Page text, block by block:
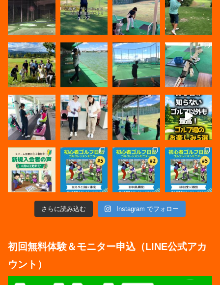
さらに読み込む Instagram でフォロー
初回無料体験＆モニター申込（LINE公式アカ
ウント）